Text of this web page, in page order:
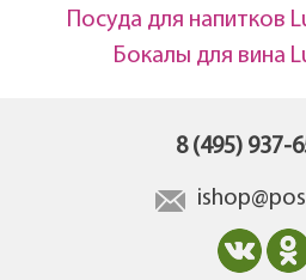
Посуда для напитков
Бокалы для вина
8 (495) 937-